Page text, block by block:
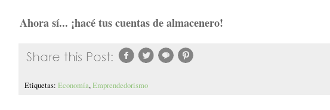
Ahora sí... ¡hacé tus cuentas de almacenero!
Etiquetas: Economía,Emprendedorismo